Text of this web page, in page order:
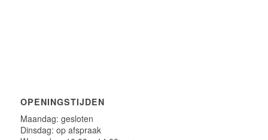
OPENINGSTIJDEN
Maandag: gesloten
Dinsdag: op afspraak